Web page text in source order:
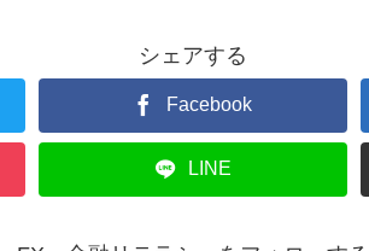
シェアする
Facebook
LINE